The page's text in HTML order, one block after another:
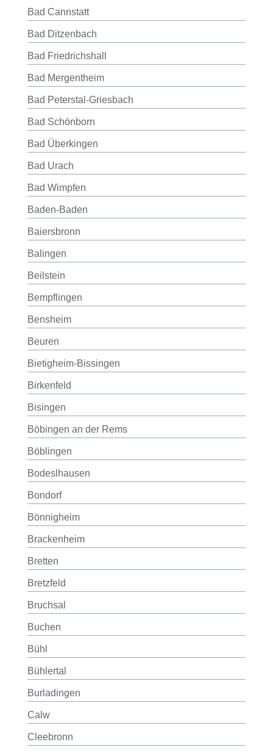
Bad Cannstatt
Bad Ditzenbach
Bad Friedrichshall
Bad Mergentheim
Bad Peterstal-Griesbach
Bad Schönborn
Bad Überkingen
Bad Urach
Bad Wimpfen
Baden-Baden
Baiersbronn
Balingen
Beilstein
Bempflingen
Bensheim
Beuren
Bietigheim-Bissingen
Birkenfeld
Bisingen
Böbingen an der Rems
Böblingen
Bodeslhausen
Bondorf
Bönnigheim
Brackenheim
Bretten
Bretzfeld
Bruchsal
Buchen
Bühl
Bühlertal
Burladingen
Calw
Cleebronn